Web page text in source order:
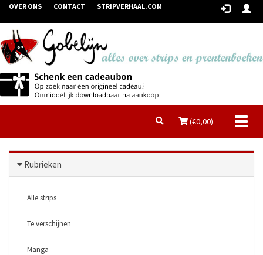
OVER ONS CONTACT STRIPVERHAAL.COM
(€0,00)
Rubrieken
Alle strips
Te verschijnen
Manga